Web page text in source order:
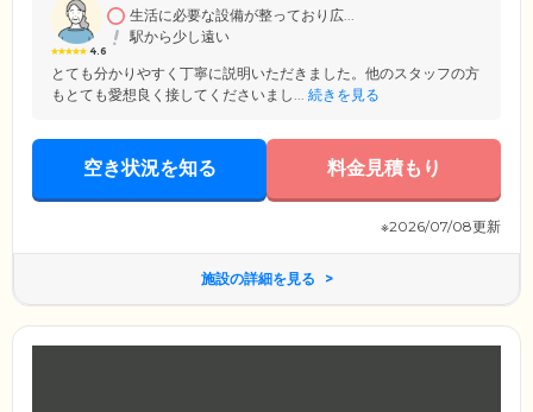
4.6
生活に必要な設備が整っており広...
駅から少し遠い
とても分かりやすく丁寧に説明いただきました。他のスタッフの方
もとても愛想良く接してくださいまし... 続きを見る
空き状況を知る 料金見積もり
※2026/07/08更新
施設の詳細を見る